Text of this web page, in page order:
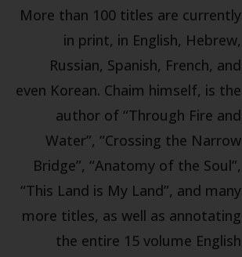
More than 100 titles are currently
in print, in English, Hebrew,
Russian, Spanish, French, and
even Korean. Chaim himself, is the
author of “Through Fire and
Water”, “Crossing the Narrow
Bridge”, “Anatomy of the Soul”,
“This Land is My Land”, and many
more titles, as well as annotating
the entire 15 volume English